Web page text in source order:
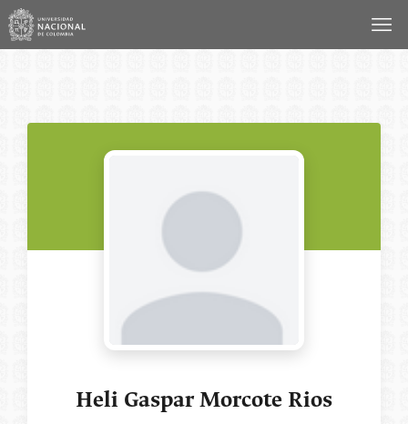
Saltar
contenido
Heli Gaspar Morcote Rios